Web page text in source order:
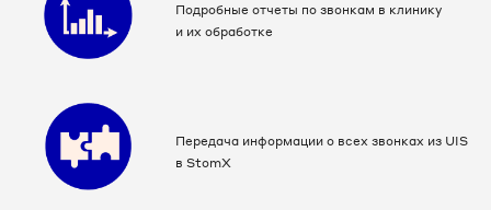
Подробные отчеты по звонкам в клинику
и их обработке
Передача информации о всех звонках из UIS
в StomX